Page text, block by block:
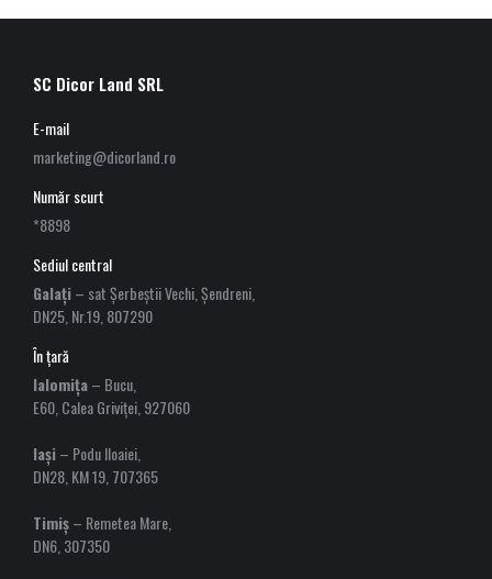
SC Dicor Land SRL
E-mail
marketing@dicorland.ro
Număr scurt
*8898
Sediul central
Galați– sat Șerbeștii Vechi, Șendreni,
DN25, Nr.19, 807290
În țară
Ialomița– Bucu,
E60, Calea Griviței, 927060
Iași– Podu Iloaiei,
DN28, KM 19, 707365
Timiș– Remetea Mare,
DN6, 307350